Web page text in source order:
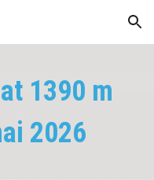
Skip to navigation
1390 m
2026